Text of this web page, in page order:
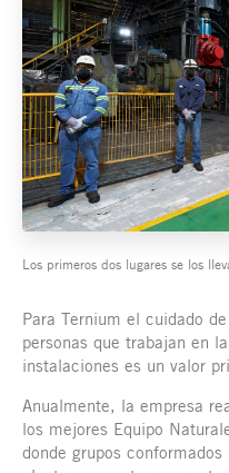
Los primeros dos lugares se los
Para Ternium el cuidado
personas que trabajan en
instalaciones es un valor
Anualmente, la empresa
los mejores Equipo
donde grupos